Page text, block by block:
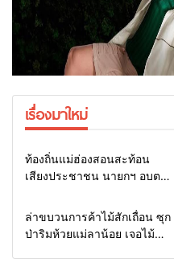
เรื่องมาใหม่
Home รอบรั้วทั่วไทย
ท้องถิ่นแม่ฮ่องสอนสะท้อน
เสียงประชาชน นายกฯ อบต.-
สภาฯ ขอหนุนงบพัฒนาถนน
แหล่งน้ำ และท่องเที่ยว
Home รอบรั้วทั่วไทย
ล่าขบวนการค้าไม้สักเถื่อน ซุก
ป่าริมห้วยแม่ลาน้อย เจอไม้